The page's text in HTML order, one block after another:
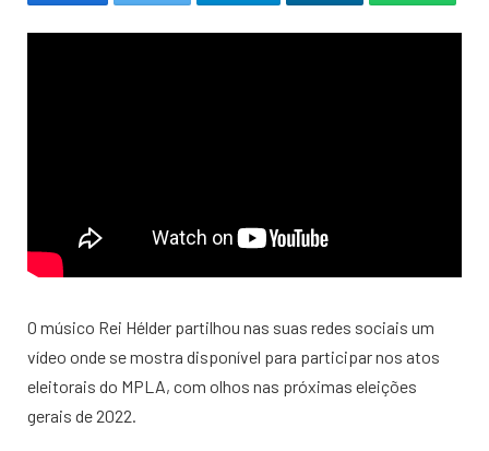
O músico Rei Hélder partilhou nas suas redes sociais um
vídeo onde se mostra disponível para participar nos atos
eleitorais do MPLA, com olhos nas próximas eleições
gerais de 2022.